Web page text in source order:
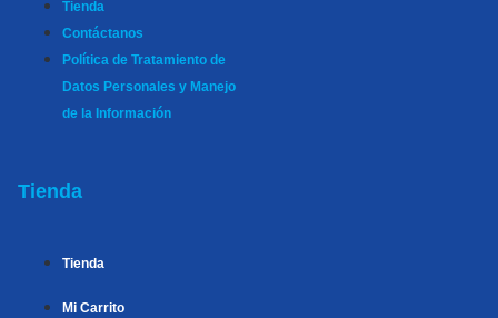
Tienda
Contáctanos
Política de Tratamiento de
Datos Personales y Manejo
de la Información
Tienda
Tienda
Mi Carrito